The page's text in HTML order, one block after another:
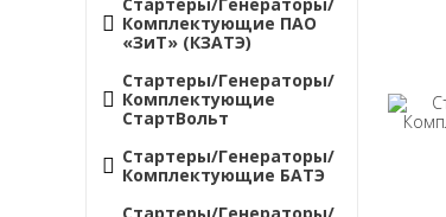
Комплектующие ПАО
«ЗиТ» (КЗАТЭ)
Стартеры/Генераторы/
Комплектующие
СтартВольт
Стартеры/Генераторы/
Комплектующие БАТЭ